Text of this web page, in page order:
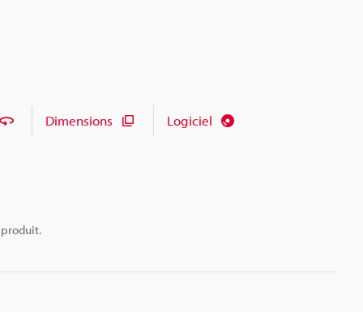
Dimensions Logiciel